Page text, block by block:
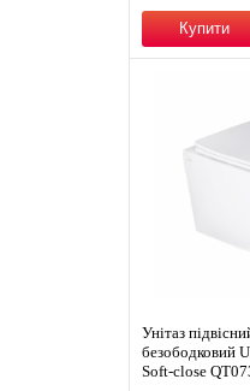
Купити
Унітаз
безободковий
Soft-close